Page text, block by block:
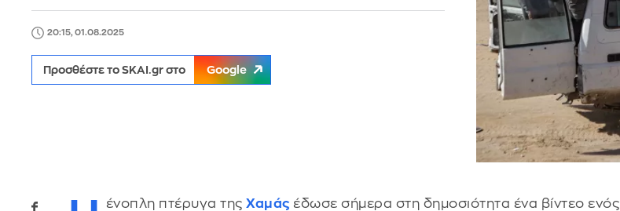
20:15, 01.08.2025
Προσθέστε το SKAI.gr στο Google
ένοπλη πτέρυγα τηςΧαμάς έδωσε σήμερα στη δημοσιότητα ένα βίντεο ενός